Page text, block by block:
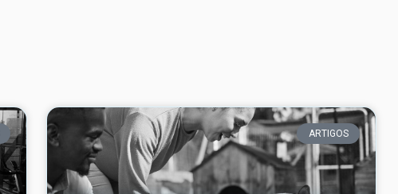
ARTIGOS